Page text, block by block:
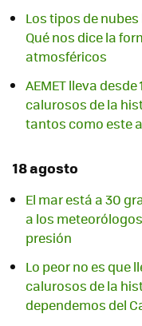
Los tipos de
Qué nos dice la
atmosféricos
AEMET lleva
calurosos de la
tantos como este
18 agosto
El mar está a 30
a los
presión
Lo peor no es que
calurosos de la
dependemos del